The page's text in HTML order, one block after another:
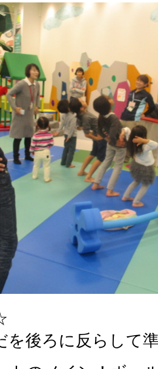
を後ろに反らして